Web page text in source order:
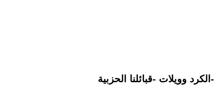
الكرد وويلات -قبائلنا الحزبية-